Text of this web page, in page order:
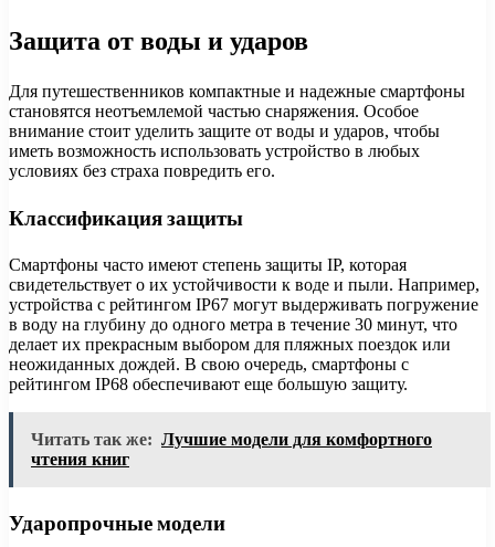
Защита от воды и ударов
Для путешественников компактные и надежные смартфоны
становятся неотъемлемой частью снаряжения. Особое
внимание стоит уделить защите от воды и ударов, чтобы
иметь возможность использовать устройство в любых
условиях без страха повредить его.
Классификация защиты
Смартфоны часто имеют степень защиты IP, которая
свидетельствует о их устойчивости к воде и пыли. Например,
устройства с рейтингом IP67 могут выдерживать погружение
в воду на глубину до одного метра в течение 30 минут, что
делает их прекрасным выбором для пляжных поездок или
неожиданных дождей. В свою очередь, смартфоны с
рейтингом IP68 обеспечивают еще большую защиту.
Читать так же: Лучшие модели для комфортного
чтения книг
Ударопрочные модели